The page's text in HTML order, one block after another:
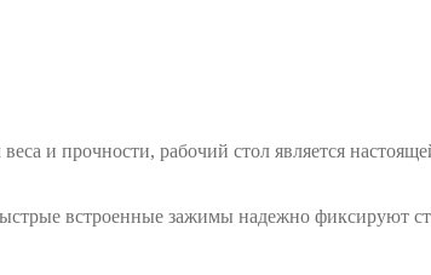
и прочности, рабочий стол является
встроенные зажимы надежно фиксируют